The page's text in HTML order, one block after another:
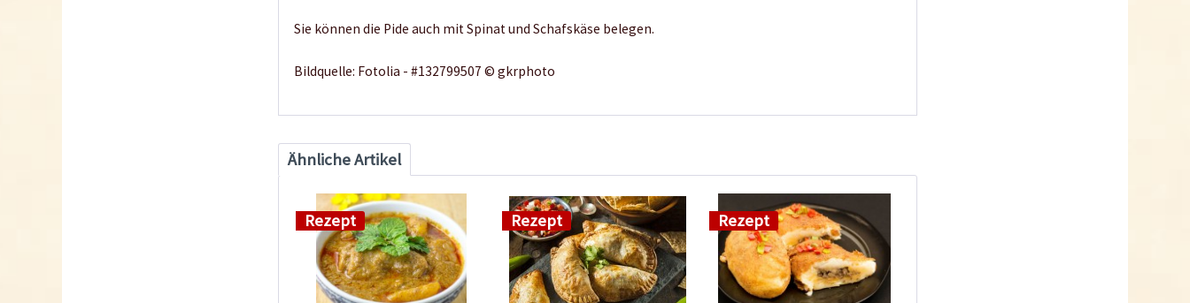
Sie können die Pide auch mit Spinat und Schafskäse belegen.
Bildquelle: Fotolia - #132799507 © gkrphoto
Ähnliche Artikel
Rezept Rezept Rezept